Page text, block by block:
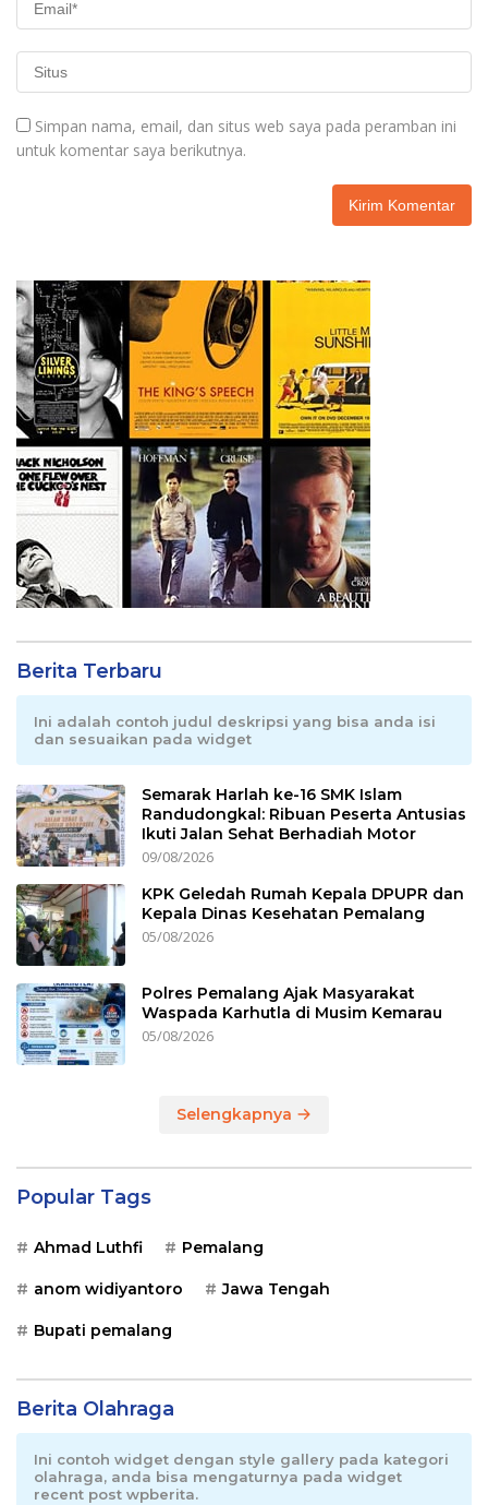
Simpan nama, email, dan situs web saya pada peramban ini
untuk komentar saya berikutnya.
Berita Terbaru
Ini adalah contoh judul deskripsi yang bisa anda isi
dan sesuaikan pada widget
Semarak Harlah ke-16 SMK Islam
Randudongkal: Ribuan Peserta Antusias
Ikuti Jalan Sehat Berhadiah Motor
09/08/2026
KPK Geledah Rumah Kepala DPUPR dan
Kepala Dinas Kesehatan Pemalang
05/08/2026
Polres Pemalang Ajak Masyarakat
Waspada Karhutla di Musim Kemarau
05/08/2026
Selengkapnya
Popular Tags
Ahmad Luthfi Pemalang
anom widiyantoro Jawa Tengah
Bupati pemalang
Berita Olahraga
Ini contoh widget dengan style gallery pada kategori
olahraga, anda bisa mengaturnya pada widget
recent post wpberita.